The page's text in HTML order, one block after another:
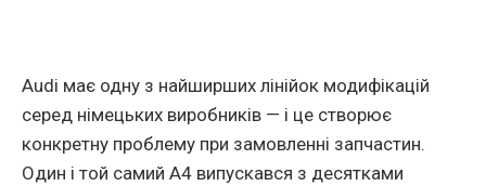
Audi має одну з найширших лiнiйок модифiкацiй
серед нiмецьких виробникiв — i це створює
конкретну проблему при замовленнi запчастин.
Один i той самий A4 випускався з десятками